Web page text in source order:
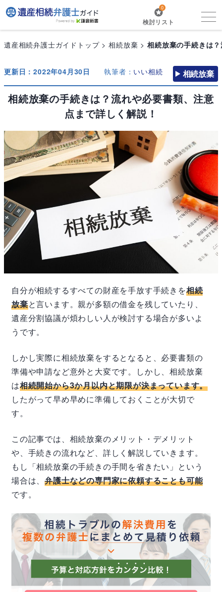
0
検討リスト
遺産相続弁護士ガイドトップ 相続放棄 相続放棄の手続きは
更新日：2022年04月30日 執筆者： いい相続 相続放棄
相続放棄の手続きは？流れや必要書類、注意
点まで詳しく解説！
自分が相続するすべての財産を手放す手続きを相続
放棄と言います。親が多額の借金を残していたり、
遺産分割協議が煩わしい人が検討する場合が多いよ
うです。
しかし実際に相続放棄をするとなると、必要書類の
準備や申請など意外と大変です。しかし、相続放棄
は相続開始から3か月以内と期限が決まっています。
したがって早め早めに準備しておくことが大切で
す。
この記事では、相続放棄のメリット・デメリット
や、手続きの流れなど、詳しく解説していきます。
もし「相続放棄の手続きの手間を省きたい」という
場合は、弁護士などの専門家に依頼することも可能
です。